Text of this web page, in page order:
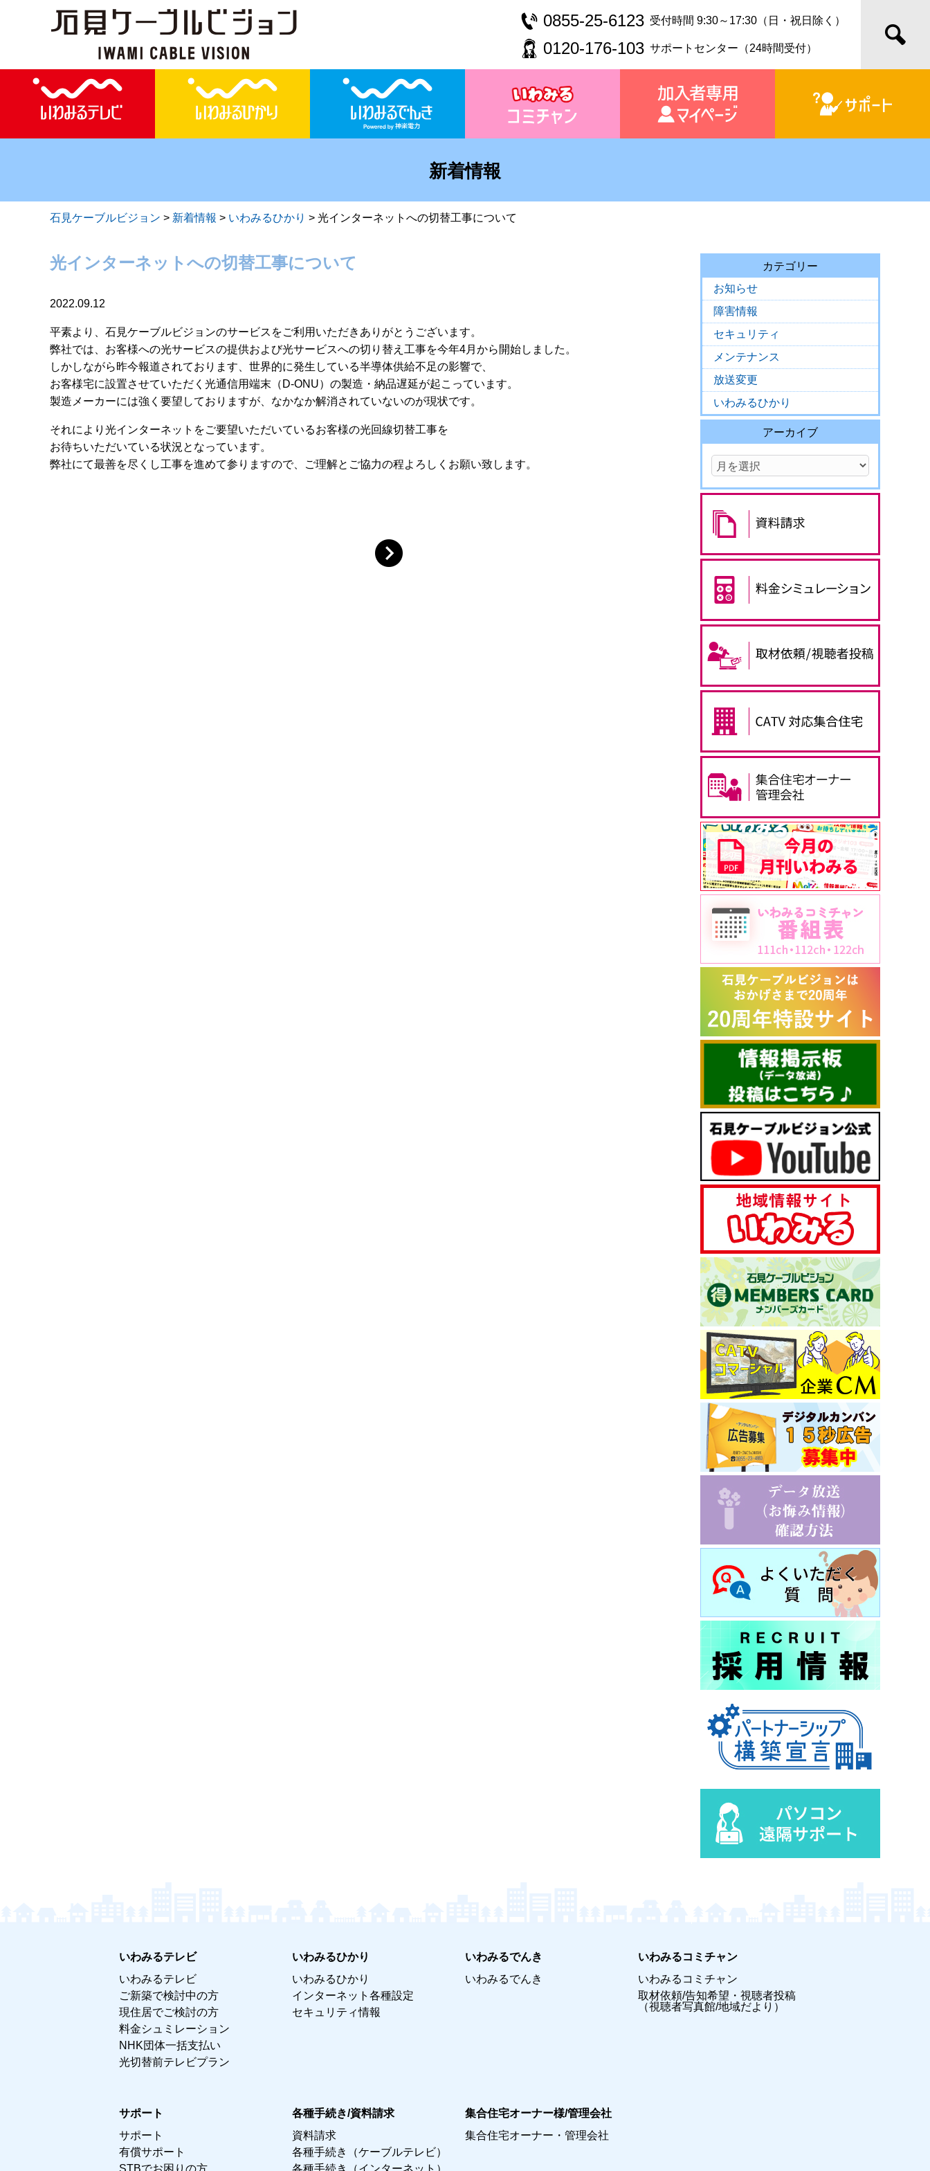
0855-25-6123 受付時間 9:30～17:30（日・祝日除く）
0120-176-103 サポートセンター（24時間受付）
新着情報
石見ケーブルビジョン > 新着情報 > いわみるひかり > 光インターネットへの切替工事について
光インターネットへの切替工事について
2022.09.12
平素より、石見ケーブルビジョンのサービスをご利用いただきありがとうございます。
弊社では、お客様への光サービスの提供および光サービスへの切り替え工事を今年4月から開始しました。
しかしながら昨今報道されております、世界的に発生している半導体供給不足の影響で、
お客様宅に設置させていただく光通信用端末（D-ONU）の製造・納品遅延が起こっています。
製造メーカーには強く要望しておりますが、なかなか解消されていないのが現状です。
それにより光インターネットをご要望いただいているお客様の光回線切替工事を
お待ちいただいている状況となっています。
弊社にて最善を尽くし工事を進めて参りますので、ご理解とご協力の程よろしくお願い致します。
カテゴリー
お知らせ
障害情報
セキュリティ
メンテナンス
放送変更
いわみるひかり
アーカイブ
いわみるテレビ
いわみるテレビ
ご新築で検討中の方
現住居でご検討の方
料金シュミレーション
NHK団体一括支払い
光切替前テレビプラン
いわみるひかり
いわみるひかり
インターネット各種設定
セキュリティ情報
いわみるでんき
いわみるでんき
いわみるコミチャン
いわみるコミチャン
取材依頼/告知希望・視聴者投稿
（視聴者写真館/地域だより）
サポート
サポート
有償サポート
STBでお困りの方
各種手続き/資料請求
資料請求
各種手続き（ケーブルテレビ）
各種手続き（インターネット）
集合住宅オーナー様/管理会社
集合住宅オーナー・管理会社